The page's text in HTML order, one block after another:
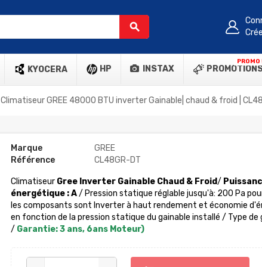
search
KYOCERA HP INSTAX
PROMO
Climatiseur GREE 48000 BTU inverter Gainable| chaud & froid |
Marque
GREE
Référence
CL48GR-DT
Climatiseur Gree Inverter Gainable Chaud & Froid/
énergétique : A/ Pression statique réglable jusqu'à: 200 Pa
les composants sont Inverter à haut rendement et économie
en fonction de la pression statique du gainable installé / Type de
/ Garantie: 3 ans, 6ans Moteur)